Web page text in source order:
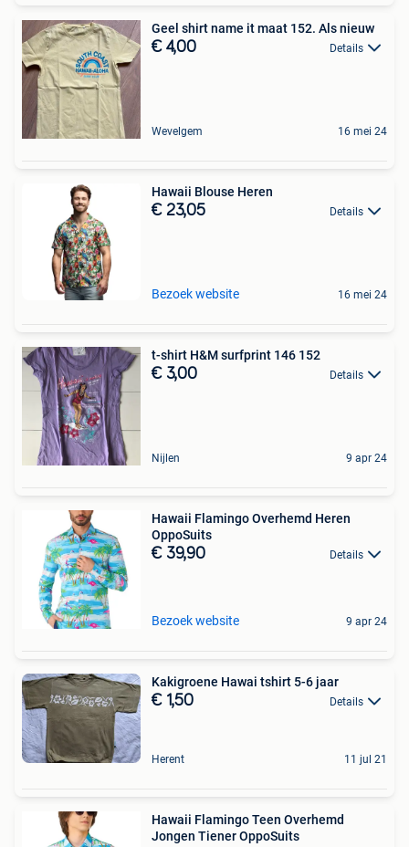
Geel shirt name it maat 152. Als nieuw
€ 4,00 Details
Wevelgem 16 mei 24
Hawaii Blouse Heren
€ 23,05 Details
Bezoek website 16 mei 24
t-shirt H&M surfprint 146 152
€ 3,00 Details
Nijlen 9 apr 24
Hawaii Flamingo Overhemd Heren
OppoSuits
€ 39,90 Details
Bezoek website 9 apr 24
Kakigroene Hawai tshirt 5-6 jaar
€ 1,50 Details
Herent 11 jul 21
Hawaii Flamingo Teen Overhemd
Jongen Tiener OppoSuits